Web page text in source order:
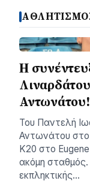
H
Αντωνάτου!
Του Παντελή
Αντωνάτου
Κ20 στο
ακόμη
εκπληκτικής…